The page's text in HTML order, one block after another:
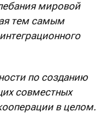
мировой
тем самым
по созданию
совместных
в целом.